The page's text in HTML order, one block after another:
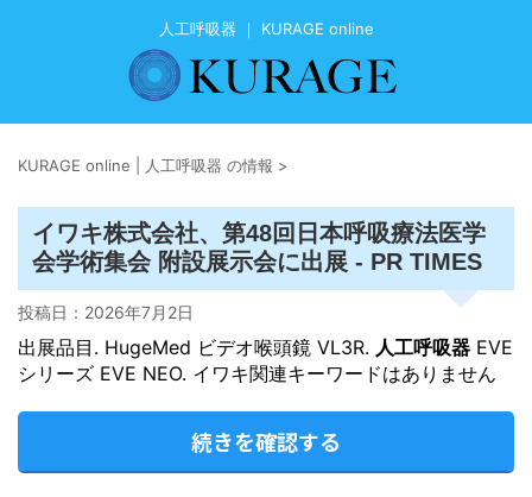
人工呼吸器 ｜ KURAGE online
KURAGE online | 人工呼吸器 の情報 >
イワキ株式会社、第48回日本呼吸療法医学
会学術集会 附設展示会に出展 - PR TIMES
投稿日： 2026年7月2日
出展品目. HugeMed ビデオ喉頭鏡 VL3R. 人工呼吸器 EVE
シリーズ EVE NEO. イワキ関連キーワードはありません
続きを確認する